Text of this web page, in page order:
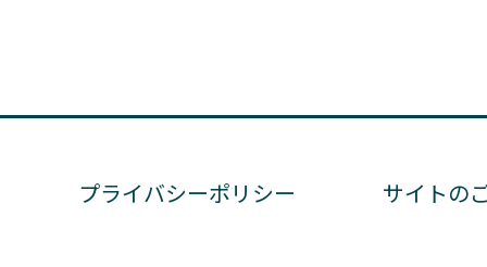
プライバシーポリシー サイトの